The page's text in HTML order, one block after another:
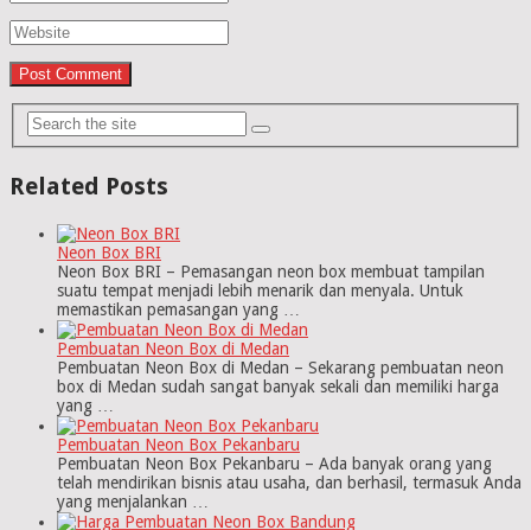
Related Posts
Neon Box BRI
Neon Box BRI – Pemasangan neon box membuat tampilan
suatu tempat menjadi lebih menarik dan menyala. Untuk
memastikan pemasangan yang …
Pembuatan Neon Box di Medan
Pembuatan Neon Box di Medan – Sekarang pembuatan neon
box di Medan sudah sangat banyak sekali dan memiliki harga
yang …
Pembuatan Neon Box Pekanbaru
Pembuatan Neon Box Pekanbaru – Ada banyak orang yang
telah mendirikan bisnis atau usaha, dan berhasil, termasuk Anda
yang menjalankan …